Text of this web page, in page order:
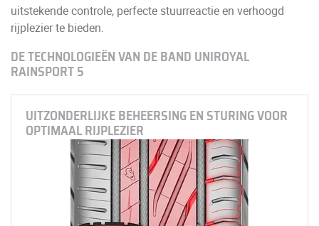
uitstekende controle, perfecte stuurreactie en verhoogd
rijplezier te bieden.
DE TECHNOLOGIEËN VAN DE BAND UNIROYAL
RAINSPORT 5
UITZONDERLIJKE BEHEERSING EN STURING VOOR
OPTIMAAL RIJPLEZIER